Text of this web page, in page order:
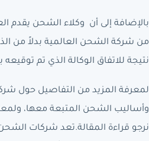
بالإضافة إلى أن وكلاء الشحن يقدم
من شركة الشحن العالمية بدلاً من
نتيجة للاتفاق الوكالة الذي تم توقيعه
لمعرفة المزيد من التفاصيل حول
وأساليب الشحن المتبعة معها،
نرجو قراءة المقالة.تعد شركات